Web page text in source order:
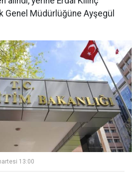
Genel Müdürlüğüne Ayşegül
13:00